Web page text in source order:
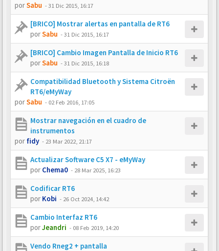
porSabu -31 Dic 2015, 16:17
[BRICO] Mostrar alertas en pantalla de RT6
porSabu -31 Dic 2015, 16:17
[BRICO] Cambio Imagen Pantalla de Inicio RT6
porSabu -31 Dic 2015, 16:18
Compatibilidad Bluetooth y Sistema Citroën
RT6/eMyWay
porSabu - 02 Feb 2016, 17:05
Mostrar navegación en el cuadro de
instrumentos
por fidy - 23 Mar 2022, 21:17
Actualizar Software C5 X7 - eMyWay
por Chema0 - 28 Mar 2025, 16:23
Codificar RT6
por Kobi - 26 Oct 2024, 14:42
Cambio Interfaz RT6
porJeandri - 08 Feb 2019, 14:20
Vendo Rneg2 + pantalla